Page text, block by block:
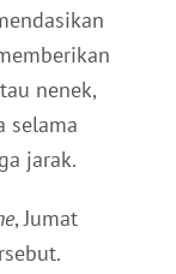
nenek,
selama
jarak.
, Jumat